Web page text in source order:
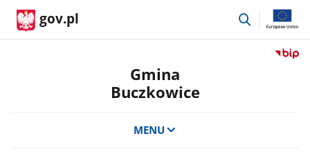
gov.pl
przejdź
Przejdź
Gmina
Buczkowice
MENU